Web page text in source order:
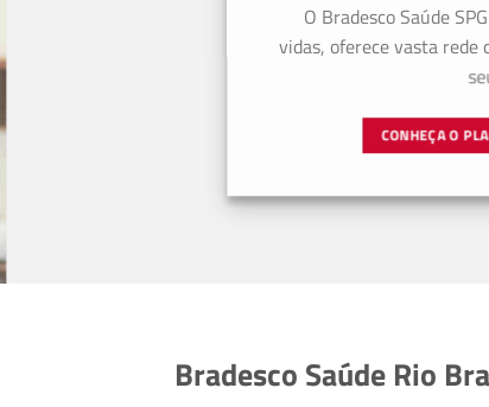
O Bradesco Saúde
vidas, oferece vasta rede
CONHEÇA O
Bradesco Saúde Rio